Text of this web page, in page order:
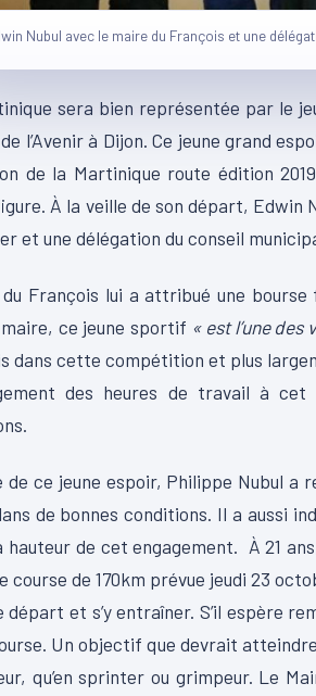
Nubul avec le maire du François et une
sera bien représentée par le
l’Avenir à Dijon. Ce jeune grand
de la Martinique route édition
À la veille de son départ, Edwin
et une délégation du conseil
François lui a attribué une
ce jeune sportif « est l’une
dans cette compétition et plus
des heures de travail à cet
de ce jeune espoir, Philippe Nubul
de bonnes conditions. Il a aussi
hauteur de cet engagement. À 21
course de 170km prévue jeudi 23
départ et s’y entraîner. S’il espère
Un objectif que devrait atteindre
qu’en sprinter ou grimpeur. Le